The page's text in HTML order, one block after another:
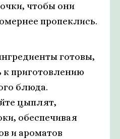
чтобы они
пропеклись.
готовы,
приготовлению
блюда.
цыплят,
обеспечивая
и ароматов